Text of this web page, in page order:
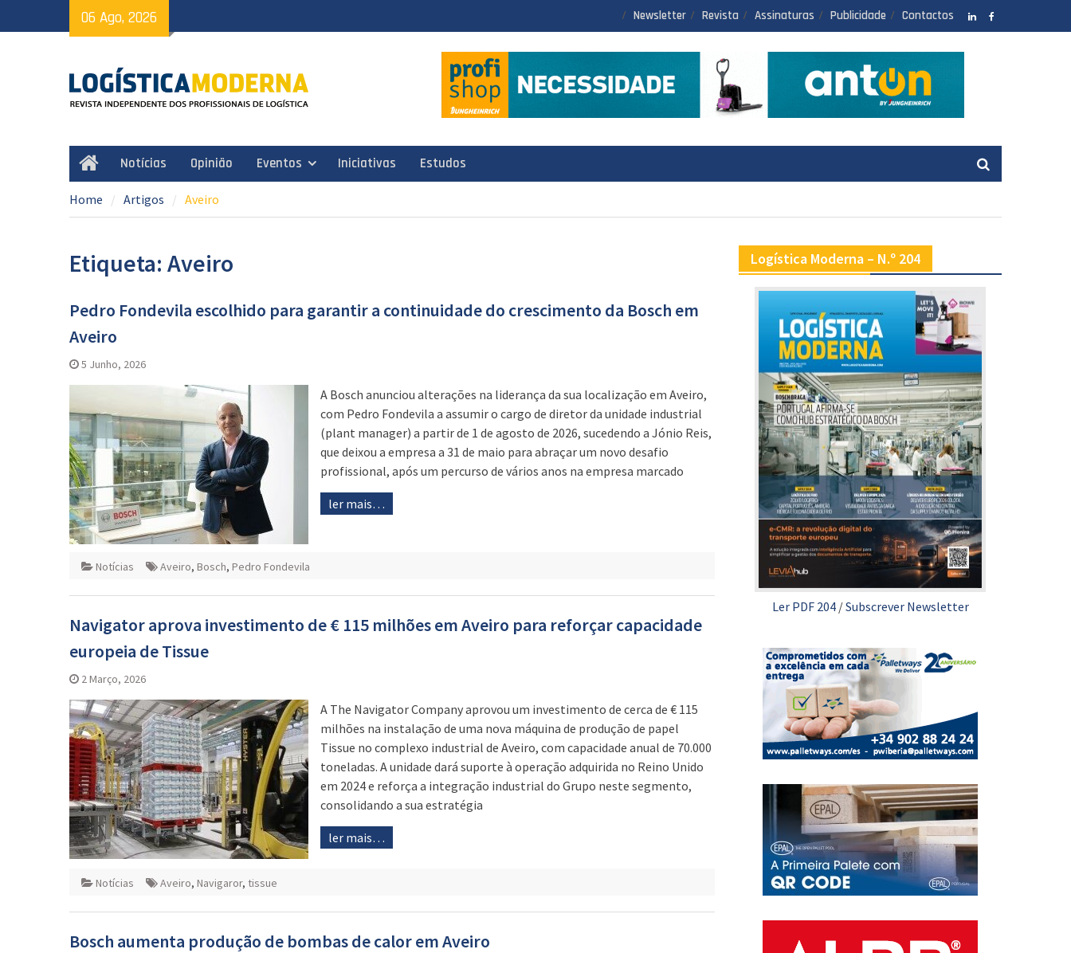
to
06 Ago, 2026 Newsletter Revista Assinaturas Publicidade Contactos
HomeNotícias Opinião Eventos Iniciativas Estudos
Home Artigos Aveiro
Etiqueta: Aveiro
Pedro Fondevila escolhido para garantir a continuidade do crescimento da Bosch em
Aveiro
5 Junho, 2026
A Bosch anunciou alterações na liderança da sua localização em Aveiro,
com Pedro Fondevila a assumir o cargo de diretor da unidade industrial
(plant manager) a partir de 1 de agosto de 2026, sucedendo a Jónio Reis,
que deixou a empresa a 31 de maio para abraçar um novo desafio
profissional, após um percurso de vários anos na empresa marcado
ler mais…
Notícias Aveiro, Bosch, Pedro Fondevila
Navigator aprova investimento de € 115 milhões em Aveiro para reforçar capacidade
europeia de Tissue
2 Março, 2026
A The Navigator Company aprovou um investimento de cerca de € 115
milhões na instalação de uma nova máquina de produção de papel
Tissue no complexo industrial de Aveiro, com capacidade anual de 70.000
toneladas. A unidade dará suporte à operação adquirida no Reino Unido
em 2024 e reforça a integração industrial do Grupo neste segmento,
consolidando a sua estratégia
ler mais…
Notícias Aveiro, Navigaror, tissue
Bosch aumenta produção de bombas de calor em Aveiro
Logística Moderna – N.º 204
Ler PDF 204/Subscrever Newsletter